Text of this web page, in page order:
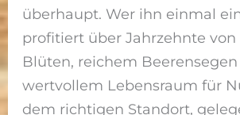
überhaupt. Wer ihn einmal
profitiert über Jahrzehnte
Blüten, reichem
wertvollem Lebensraum für
dem richtigen Standort,